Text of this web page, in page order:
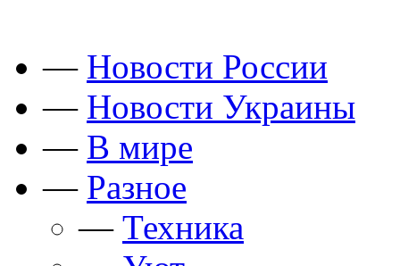
— Новости России
— Новости Украины
— В мире
— Разное
— Техника